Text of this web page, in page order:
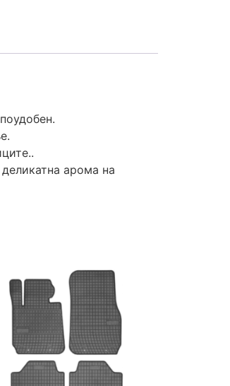
арома на